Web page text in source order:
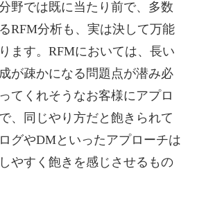
野では既に当たり前で、多数
RFM分析も、実は決して万能
ます。RFMにおいては、長い
が疎かになる問題点が潜み必
てくれそうなお客様にアプロ
、同じやり方だと飽きられて
グやDMといったアプローチは
やすく飽きを感じさせるもの